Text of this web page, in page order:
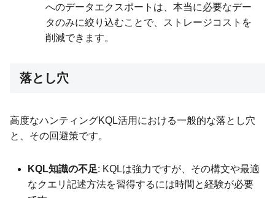
へのデータエクスポートは、本当に必要なデー
タのみに絞り込むことで、ストレージコストを
削減できます。
落とし穴
高度なハンティングKQL活用における一般的な落とし穴
と、その回避策です。
KQL知識の不足: KQLは強力ですが、その構文や最適
なクエリ記述方法を習得するには時間と経験が必要